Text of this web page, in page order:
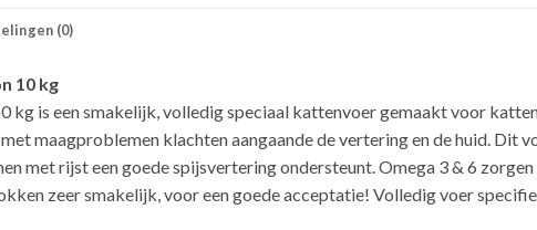
(0)
10 kg
kg is een smakelijk, volledig speciaal kattenvoer gemaakt voor
maagproblemen klachten aangaande de vertering en de huid. Dit
met rijst een goede spijsvertering ondersteunt. Omega 3 & 6
zeer smakelijk, voor een goede acceptatie! Volledig voer